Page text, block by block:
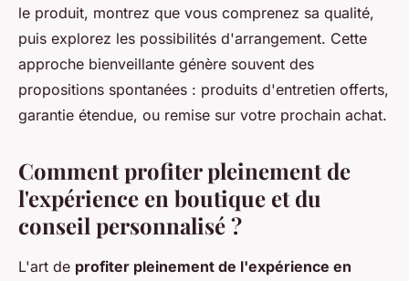
le produit, montrez que vous comprenez sa qualité,
puis explorez les possibilités d'arrangement. Cette
approche bienveillante génère souvent des
propositions spontanées : produits d'entretien offerts,
garantie étendue, ou remise sur votre prochain achat.
Comment profiter pleinement de
l'expérience en boutique et du
conseil personnalisé ?
L'art de profiter pleinement de l'expérience en